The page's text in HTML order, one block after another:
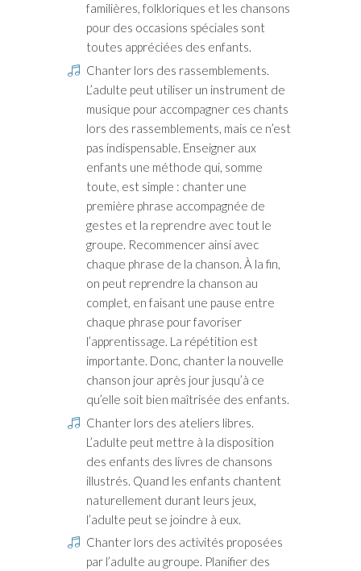
familières, folkloriques et les chansons
pour des occasions spéciales sont
toutes appréciées des enfants.
Chanter lors des rassemblements.
L’adulte peut utiliser un instrument de
musique pour accompagner ces chants
lors des rassemblements, mais ce n’est
pas indispensable. Enseigner aux
enfants une méthode qui, somme
toute, est simple : chanter une
première phrase accompagnée de
gestes et la reprendre avec tout le
groupe. Recommencer ainsi avec
chaque phrase de la chanson. À la fin,
on peut reprendre la chanson au
complet, en faisant une pause entre
chaque phrase pour favoriser
l’apprentissage. La répétition est
importante. Donc, chanter la nouvelle
chanson jour après jour jusqu’à ce
qu’elle soit bien maîtrisée des enfants.
Chanter lors des ateliers libres.
L’adulte peut mettre à la disposition
des enfants des livres de chansons
illustrés. Quand les enfants chantent
naturellement durant leurs jeux,
l’adulte peut se joindre à eux.
Chanter lors des activités proposées
par l’adulte au groupe. Planifier des